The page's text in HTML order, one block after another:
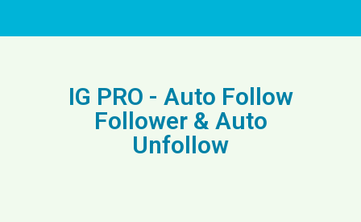
IG PRO - Auto Follow
Follower & Auto
Unfollow